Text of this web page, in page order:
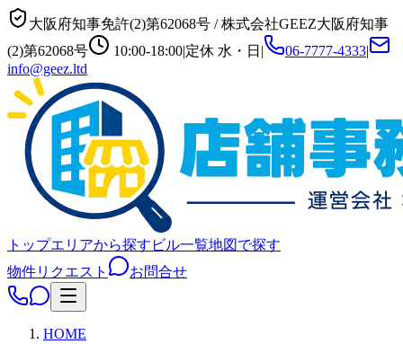
大阪府知事免許(2)第62068号 /株式会社GEEZ大阪府知事
(2)第62068号
10:00-18:00|定休 水・日 | 06-7777-4333|
info@geez.ltd
トップエリアから探す ビル一覧地図で探す
物件リクエスト
お問合せ
HOME